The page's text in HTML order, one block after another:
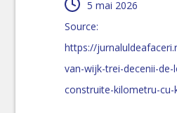
5 mai 2026
Source:
https://
van-wijk-trei-decenii-de-
construite-kilometru-